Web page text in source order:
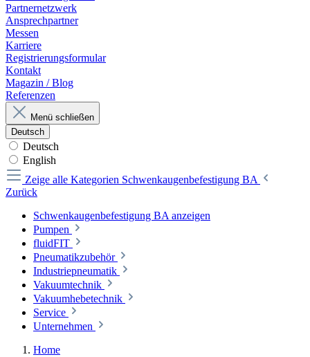
Partnernetzwerk
Ansprechpartner
Messen
Karriere
Registrierungsformular
Kontakt
Magazin / Blog
Referenzen
Menü schließen
Deutsch
Deutsch
English
Zeige alle Kategorien Schwenkaugenbefestigung BA
Zurück
Schwenkaugenbefestigung BA anzeigen
Pumpen
fluidFIT
Pneumatikzubehör
Industriepneumatik
Vakuumtechnik
Vakuumhebetechnik
Service
Unternehmen
Home